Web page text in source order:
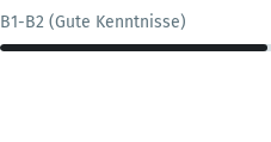
B1-B2 (Gute Kenntnisse)